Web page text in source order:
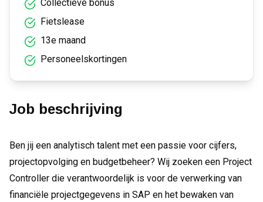
Collectieve bonus
Fietslease
13e maand
Personeelskortingen
Job beschrijving
Ben jij een analytisch talent met een passie voor cijfers,
projectopvolging en budgetbeheer? Wij zoeken een Project
Controller die verantwoordelijk is voor de verwerking van
financiële projectgegevens in SAP en het bewaken van